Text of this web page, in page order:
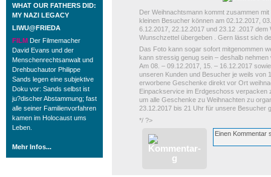
WHAT OUR FATHERS DID:
MY NAZI LEGACY
LIWU@FRIEDA
FILM Der Filmemacher
David Evans und der
Menschenrechtsanwalt und
Drehbuchautor Philippe
Sands legen eine subjektive
Doku vor: Sands selbst ist
ju?discher Abstammung; fast
alle seiner Familienvorfahren
kamen im Holocaust ums
Leben.
Mehr Infos...
Der Weihnachtsmann kommt zusammen
kleinen Besucher können am 02.12.2017,
6.12.2017, 22.12.2017 und 23.12 .2017
Wunschzettel übergeben . Gern lässt sich
Das Foto kann sogar sofort mitgenommen
kann stressig genug sein – deshalb
Am 08. – 09.12.2017, 15. – 16.12.2017
unseren Kunden und Besucher je weils von
erworbene Geschenke direkt vor Ort
Einpackservice im Erdgeschoss verpacken
um alle Geschenke zu Weihnachten zu
23.12.2017 bis 21 Uhr für unsere Besucher
*/ ?>